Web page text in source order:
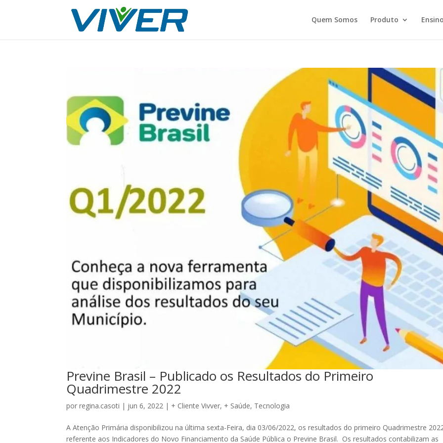
Quem Somos Produto
Previne Brasil – Publicado os Resultados do Primeiro
Quadrimestre 2022
porregina.casoti | jun 6, 2022 | + Cliente Vivver, + Saúde, Tecnologia
A Atenção Primária disponibilizou na última sexta-Feira, dia 03/06/2022, os resultados do primeiro Quadrimestre
referente aos Indicadores do Novo Financiamento da Saúde Pública o Previne Brasil. Os resultados contabilizam as